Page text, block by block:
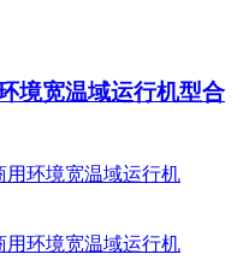
境宽温域运行机型合